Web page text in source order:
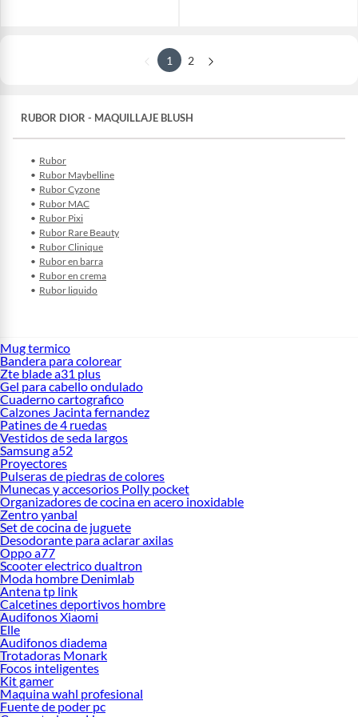
1 2
RUBOR DIOR - MAQUILLAJE BLUSH
Rubor
Rubor Maybelline
Rubor Cyzone
Rubor MAC
Rubor Pixi
Rubor Rare Beauty
Rubor Clinique
Rubor en barra
Rubor en crema
Rubor liquido
Mug termico
Bandera para colorear
Zte blade a31 plus
Gel para cabello ondulado
Cuaderno cartografico
Calzones Jacinta fernandez
Patines de 4 ruedas
Vestidos de seda largos
Samsung a52
Proyectores
Pulseras de piedras de colores
Munecas y accesorios Polly pocket
Organizadores de cocina en acero inoxidable
Zentro yanbal
Set de cocina de juguete
Desodorante para aclarar axilas
Oppo a77
Scooter electrico dualtron
Moda hombre Denimlab
Antena tp link
Calcetines deportivos hombre
Audifonos Xiaomi
Elle
Audifonos diadema
Trotadoras Monark
Focos inteligentes
Kit gamer
Maquina wahl profesional
Fuente de poder pc